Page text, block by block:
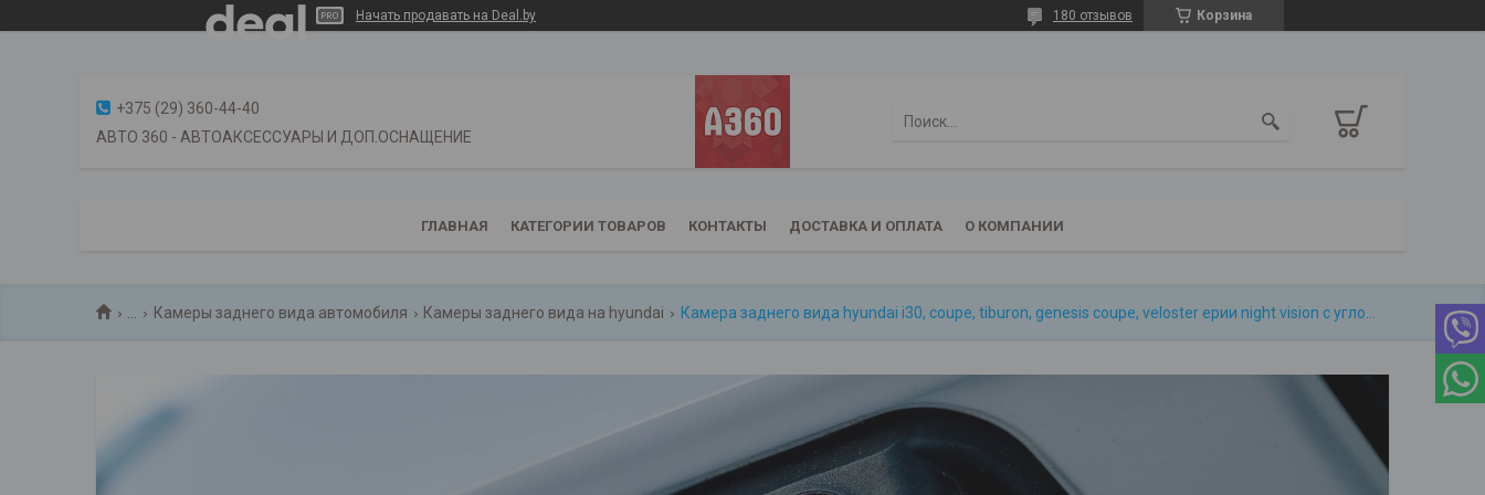
Начать продавать на Deal.by Корзина
180 отзывов
+375 (29) 360-44-40
АВТО 360 - АВТОАКСЕССУАРЫ И ДОП.ОСНАЩЕНИЕ
ГЛАВНАЯ КАТЕГОРИИ ТОВАРОВ КОНТАКТЫ ДОСТАВКА И ОПЛАТА О КОМПАНИИ
Камеры заднего вида автомобиля Камеры заднего вида на hyundai